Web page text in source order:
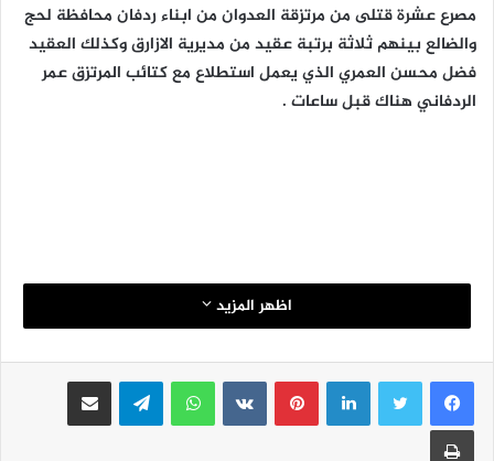
مصرع عشرة قتلى من مرتزقة العدوان من ابناء ردفان محافظة لحج
والضالع بينهم ثلاثة برتبة عقيد من مديرية الازارق وكذلك العقيد
فضل محسن العمري الذي يعمل استطلاع مع كتائب المرتزق عمر
الردفاني هناك قبل ساعات .
اظهر المزيد
لينكدإنبينتيريست واتساب تيلقرام مشاركة عبر البريد
طباعة